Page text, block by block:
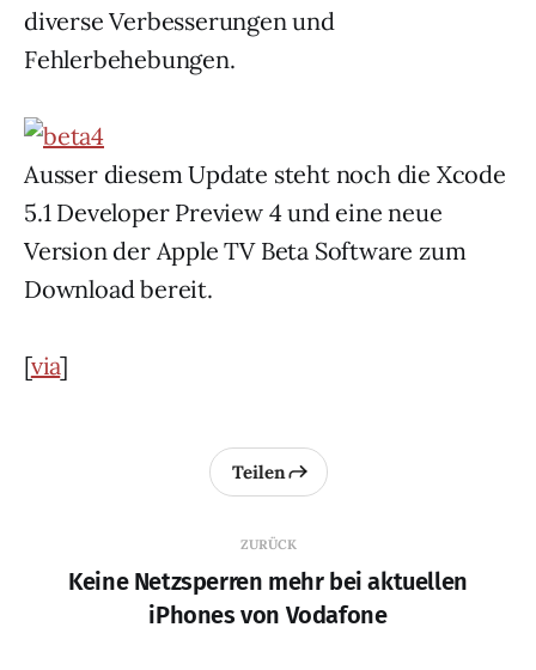
diverse Verbesserungen und
Fehlerbehebungen.
Ausser diesem Update steht noch die Xcode
5.1 Developer Preview 4 und eine neue
Version der Apple TV Beta Software zum
Download bereit.
[via]
ZURÜCK
Keine Netzsperren mehr bei aktuellen
iPhones von Vodafone
Teilen